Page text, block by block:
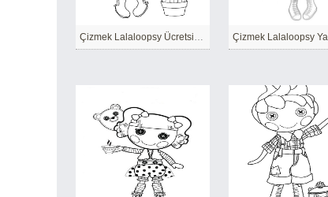
Çizmek Lalaloopsy Ücretsiz Yazdırılabilir